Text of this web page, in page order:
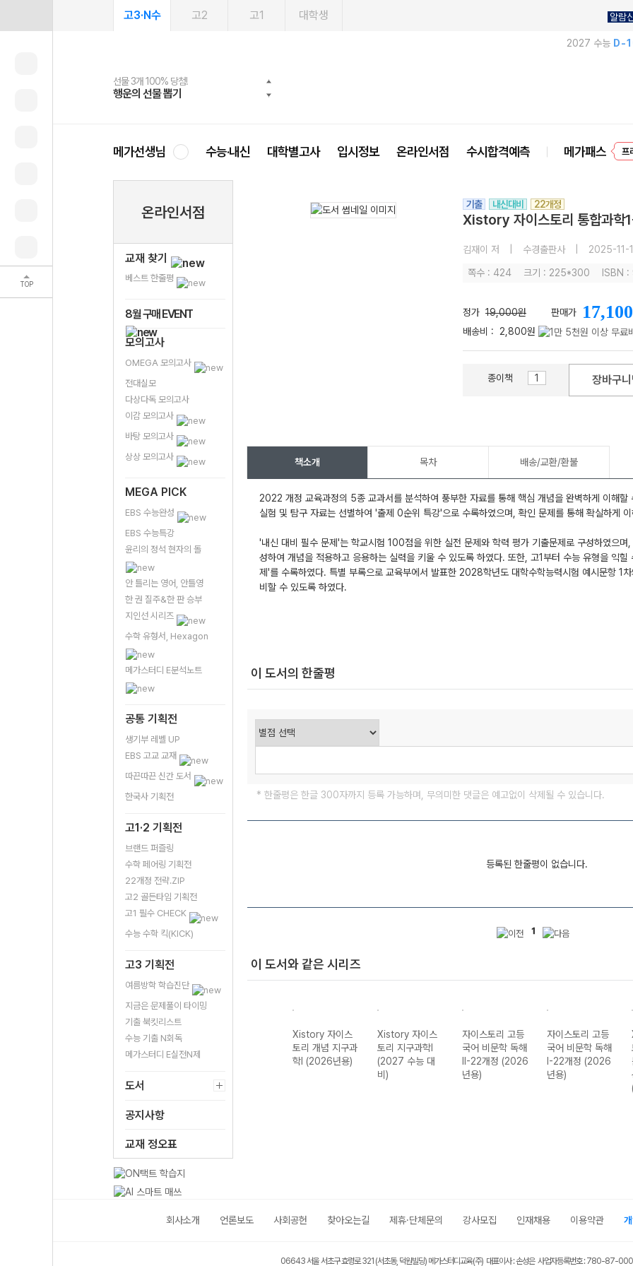
TOP
고3·N수 고2 고1 대학생 알람
2027 수능 D-
선물 3개 100% 당첨!
행운의 선물 뽑기
선물 100% 증정!
메가스터디 X 올리브
여름방학 스터디 캐시백
메가런 썸머스쿨
2027 러셀 단과
강사 공개선발
스마트러닝앱
설문 EVENT
메가패스
3일 무료 체험권
메가패스 수강생 무료혜택!
메가클럽 멤버십
사회공헌 캠페인
희망이룸 메가나눔
메가선생님 수능·내신 대학별고사 입시정보 온라인서점 수시합격예측 메가패스
온라인서점
교재 찾기
베스트 한줄평
8월 구매 EVENT
모의고사
OMEGA 모의고사
전대실모
다상다독 모의고사
이감 모의고사
바탕 모의고사
상상 모의고사
MEGA PICK
EBS 수능완성
EBS 수능특강
윤리의 정석 현자의 돌
안 틀리는 영어, 안틀영
한 권 질주&한 판 승부
지인선 시리즈
수학 유형서, Hexagon
메가스터디 E분석노트
공통 기획전
생기부 레벨 UP
EBS 고교 교재
따끈따끈 신간 도서
한국사 기획전
고1·2 기획전
브랜드 퍼즐링
수학 페어링 기획전
22개정 전략.ZIP
고2 골든타임 기획전
고1 필수 CHECK
수능 수학 킥(KICK)
고3 기획전
여름방학 학습진단
지금은 문제풀이 타이밍
기출 북킷리스트
수능 기출 N회독
메가스터디 E실전N제
도서
공지사항
교재 정오표
기출 내신대비 22개정
Xistory 자이스토리 통합과
김재이 저 수경출판사 2025-11-
쪽수 : 424 크기 : 225*300 ISBN
정가 19,000원 판매가 17,100
배송비 : 2,800원
종이책 장바구니
책소개 목차 배송/교환/환불
2022 개정 교육과정의 5종 교과서를 분석하여 풍부한 자료를 통해 핵심 개념을 완벽하게 이해
실험 및 탐구 자료는 선별하여 '출제 0순위 특강'으로 수록하였으며, 확인 문제를 통해 확실하게
'내신 대비 필수 문제'는 학교시험 100점을 위한 실전 문제와 학력 평가 기출문제로 구성하였으
성하여 개념을 적용하고 응용하는 실력을 키울 수 있도록 하였다. 또한, 고1부터 수능 유형을 익
제'를 수록하였다. 특별 부록으로 교육부에서 발표한 2028학년도 대학수학능력시험 예시문항 1
비할 수 있도록 하였다.
이 도서의 한줄평
* 한줄평은 한글 300자까지 등록 가능하며, 무의미한 댓글은 예고없이 삭제될 수 있습니다.
등록된 한줄평이 없습니다.
1
이 도서와 같은 시리즈
Xistory 자이스
토리 내신 한국사
1-22개정 (2026
Xistory 자이스
토리 개념 지구과
학I (2026년용)
Xistory 자이스
토리 지구과학I
(2027 수능 대
비)
자이스토리 고등
국어 비문학 독해
II-22개정 (2026
년용)
자이스토리 고등
국어 비문학 독해
I-22개정 (2026
년용)
회사소개 언론보도 사회공헌 찾아오는길 제휴·단체문의 강사모집 인재채용 이용약관
06643 서울 서초구 효령로 321 (서초동, 덕원빌딩) 메가스터디교육(주) 대표이사 : 손성은 사업자등록번호 : 780-87-